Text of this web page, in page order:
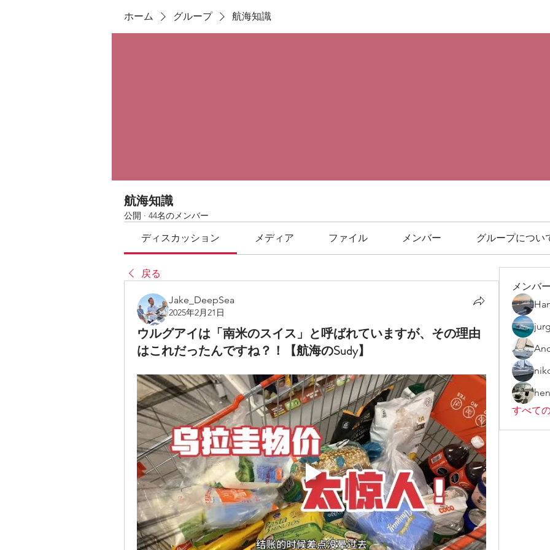
ホーム グループ 航海知識
航海知識
公開 · 44名のメンバー
ディスカッション メディア ファイル メンバー グループについ
戻る
Jake_DeepSea
2025年2月21日
ウルグアイは「南米のスイス」と呼ばれていますが、その理由
はこれだったんですね？！【航海のSudy】
メンバー
すべて